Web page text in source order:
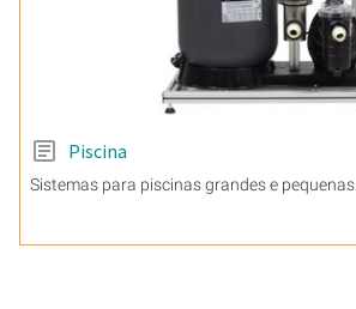
Piscina
Sistemas para piscinas grandes e pequenas.